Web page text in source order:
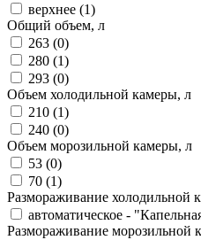
верхнее (1)
Общий объем, л
263 (0)
280 (1)
293 (0)
Объем холодильной камеры, л
210 (1)
240 (0)
Объем морозильной камеры, л
53 (0)
70 (1)
Размораживание холодильной
автоматическое -
Размораживание морозильной